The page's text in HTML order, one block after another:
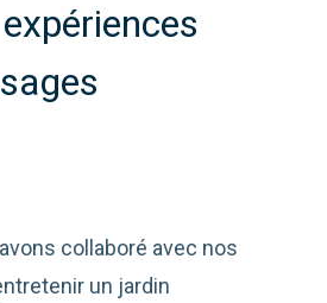
collaboré avec nos
un jardin